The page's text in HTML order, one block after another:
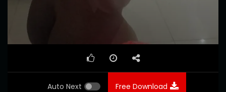
Auto Next Free Download